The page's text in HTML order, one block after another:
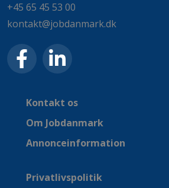
+45 65 45 53 00
kontakt@jobdanmark.dk
Kontakt os
Om Jobdanmark
Annonceinformation
Privatlivspolitik